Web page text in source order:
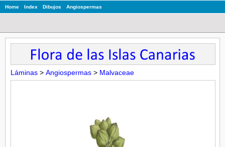
Home Index Dibujos Angiospermas
Láminas > Angiospermas > Malvaceae